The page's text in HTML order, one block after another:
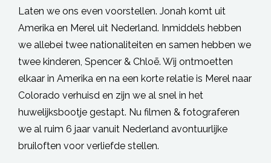
Laten we ons even voorstellen. Jonah komt uit
Amerika en Merel uit Nederland. Inmiddels hebben
we allebei twee nationaliteiten en samen hebben we
twee kinderen, Spencer & Chloē. Wij ontmoetten
elkaar in Amerika en na een korte relatie is Merel naar
Colorado verhuisd en zijn we al snel in het
huwelijksbootje gestapt. Nu filmen & fotograferen
we al ruim 6 jaar vanuit Nederland avontuurlijke
bruiloften voor verliefde stellen.